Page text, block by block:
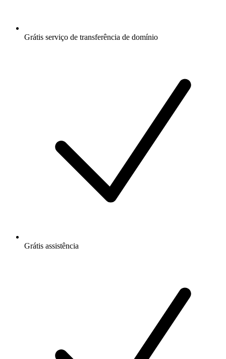
Grátis serviço de transferência de domínio
Grátis assistência